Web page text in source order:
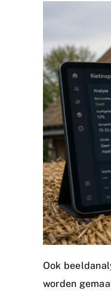
Ook
worden